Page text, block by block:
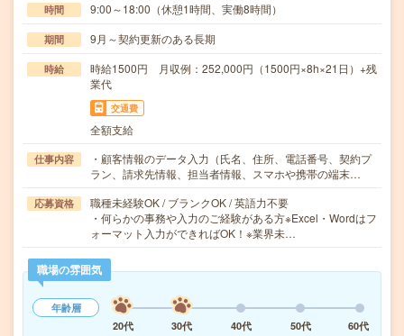
時間 9:00～18:00（休憩1時間、実働8時間）
期間 9月～契約更新のある長期
時給
時給1500円 月収例：252,000円（1500円×8h×21日）+残
業代
交通費
全額支給
仕事内容
・顧客情報のデータ入力（氏名、住所、電話番号、契約プ
ラン、請求先情報、担当者情報、スマホや携帯の端末…
応募資格
職種未経験OK / ブランクOK / 英語力不要
・何らかの事務や入力のご経験がある方※Excel・Wordはフ
ォーマット入力ができればOK！※業界未…
職場の雰囲気
年齢層
20代
30代 40代 50代
60代